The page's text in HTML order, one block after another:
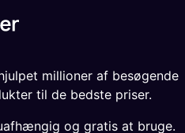
millioner af besøgende
til de bedste priser.
og gratis at bruge.